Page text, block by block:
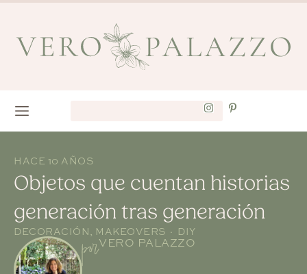
HACE 10 AÑOS
Objetos que cuentan historias
generación tras generación
DECORACIÓN MAKEOVERS · DIY
porVERO PALAZZO